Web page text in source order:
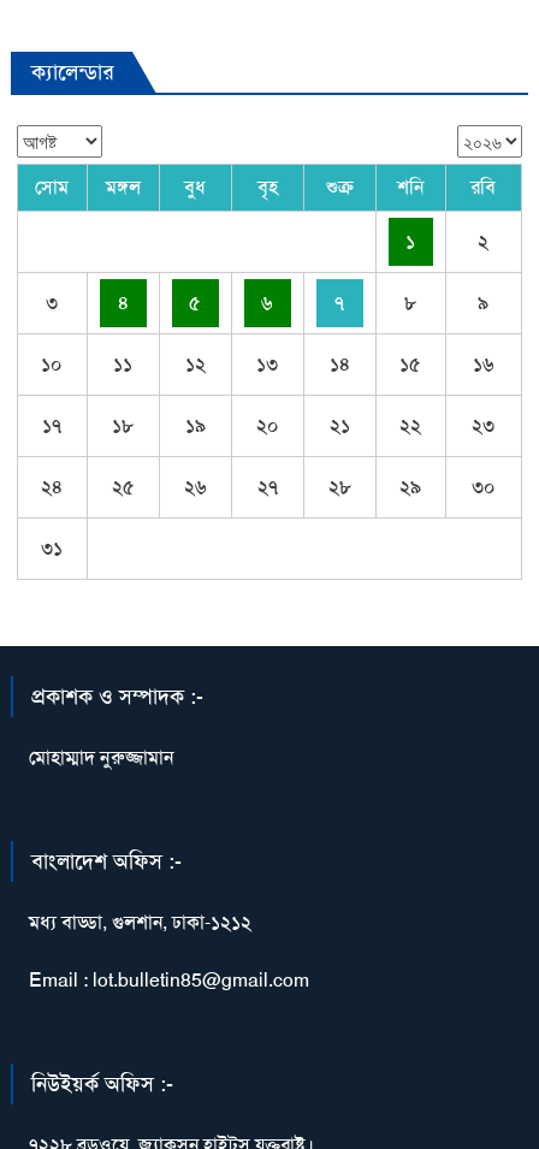
ক্যালেন্ডার
সোম মঙ্গল বুধ বৃহ শুক্র শনি রবি
১ ২
৩ ৪ ৫ ৬ ৭ ৮ ৯
১০ ১১ ১২ ১৩ ১৪ ১৫ ১৬
১৭ ১৮ ১৯ ২০ ২১ ২২ ২৩
২৪ ২৫ ২৬ ২৭ ২৮ ২৯ ৩০
৩১
প্রকাশক ও সম্পাদক :-
মোহাম্মাদ নুরুজ্জামান
বাংলাদেশ অফিস :-
মধ্য বাড্ডা, গুলশান, ঢাকা-১২১২
Email : lot.bulletin85@gmail.com
নিউইয়র্ক অফিস :-